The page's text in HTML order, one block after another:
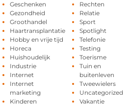
Geschenken
Gezondheid
Groothandel
Haartransplantatie
Hobby en vrije tijd
Horeca
Huishoudelijk
Industrie
Internet
Internet
marketing
Kinderen
Rechten
Relatie
Sport
Spotlight
Telefonie
Testing
Toerisme
Tuin en
buitenleven
Tweewielers
Uncategorized
Vakantie